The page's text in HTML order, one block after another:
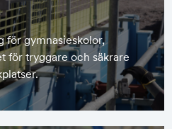
för gymnasieskolor,
för tryggare och säkrare